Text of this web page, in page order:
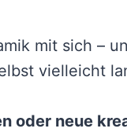
mit sich –
vielleicht
oder neue